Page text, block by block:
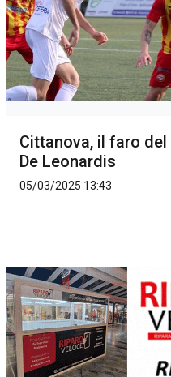
Cittanova, il faro
De Leonardis
05/03/2025 13:43